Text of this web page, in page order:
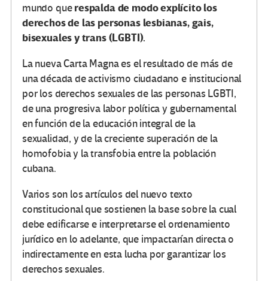
mundo querespalda de modo explícito los
derechos de las personas lesbianas, gais,
bisexuales y trans (LGBTI).
La nueva Carta Magna es el resultado de más de
una década de activismo ciudadano e institucional
por los derechos sexuales de las personas LGBTI,
de una progresiva labor política y gubernamental
en función de la educación integral de la
sexualidad, y de la creciente superación de la
homofobia y la transfobia entre la población
cubana.
Varios son los artículos del nuevo texto
constitucional que sostienen la base sobre la cual
debe edificarse e interpretarse el ordenamiento
jurídico en lo adelante, que impactarían directa o
indirectamente en esta lucha por garantizar los
derechos sexuales.